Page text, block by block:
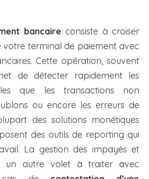
bancaire consiste à croiser
votre terminal de paiement avec
Cette opération, souvent
de détecter rapidement les
que les transactions non
ou encore les erreurs de
des solutions monétiques
des outils de reporting qui
La gestion des impayés et
un autre volet à traiter avec